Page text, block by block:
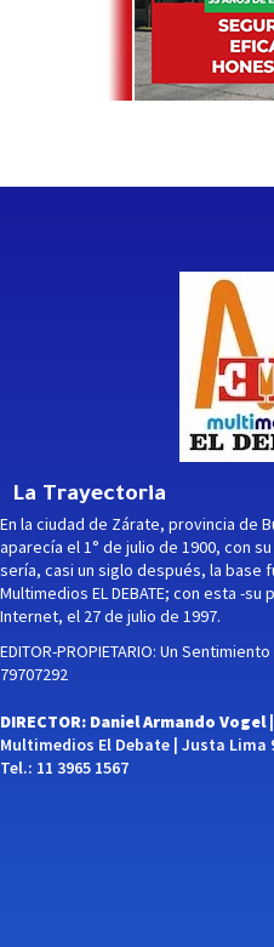
La Trayectoria
En la ciudad de Zárate, provincia de
aparecía el 1° de julio de 1900, con
sería, casi un siglo después, la base
Multimedios EL DEBATE; con esta -
Internet, el 27 de julio de 1997.
EDITOR-PROPIETARIO: Un
79707292
DIRECTOR: Daniel Armando Vogel |
Multimedios El Debate | Justa Lima
Tel.: 11 3965 1567